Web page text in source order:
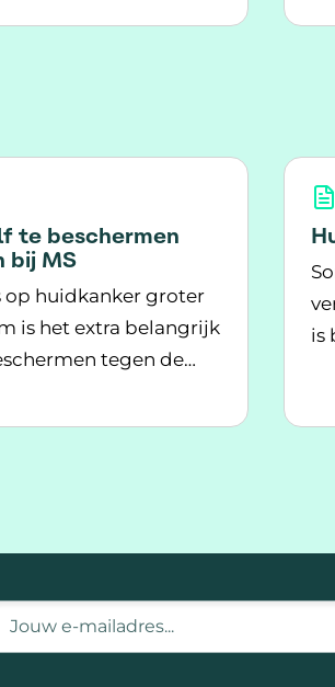
Waarom warmte je MS niet erger
kans op huidkanker?
te beschermen
bij MS
op huidkanker groter
is het extra belangrijk
tegen de
is
mailadres